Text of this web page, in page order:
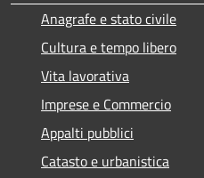
Anagrafe e stato civile
Cultura e tempo libero
Vita lavorativa
Imprese e Commercio
Appalti pubblici
Catasto e urbanistica